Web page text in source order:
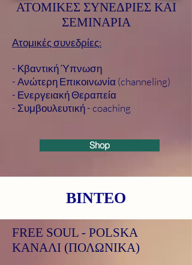
ΑΤΟΜΙΚΕΣ ΣΥΝΕΔΡΙΕΣ ΚΑΙ
ΣΕΜΙΝΑΡΙΑ
Ατομικές συνεδρίες:
- Κβαντική Ύπνωση
- Ανώτερη Επικοινωνία (channeling)
- Ενεργειακή Θεραπεία
- Συμβουλευτική - coaching
Shop
BINTEO
FREE SOUL - POLSKA
ΚΑΝΑΛΙ (ΠΟΛΩΝΙΚΑ)